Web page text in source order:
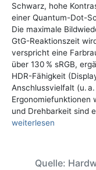
Schwarz, hohe
einer Quantum-Dot-
Die maximale
GtG-Reaktionszeit
verspricht eine
über 130 % sRGB,
HDR-Fähigkeit
Anschlussvielfalt (u.
Ergonomiefunktionen
und Drehbarkeit sind
weiterlesen
Quelle: